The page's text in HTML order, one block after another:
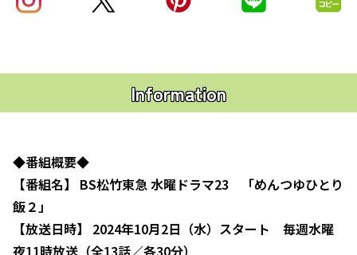
Information
◆番組概要◆
【番組名】 BS松竹東急 水曜ドラマ23 「めんつゆひとり
飯２」
【放送日時】 2024年10月2日（水）スタート 毎週水曜